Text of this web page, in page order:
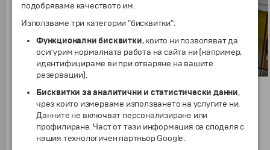
Магическите градини в Дубай - най-голямата
градина в света
подобряваме качеството им.
Използваме три категории "бисквитки":
Функционални бисквитки, които ни позволяват да
осигурим нормалната работа на сайта ни (например,
идентифицираме ви при отваряне на вашите
резервации).
Бисквитки за аналитични и статистически данни,
чрез които измерваме използването на услугите ни.
Данните не включват персонализиране или
профилиране. Част от тази информация се споделя с
нашия технологичен партньор Google.